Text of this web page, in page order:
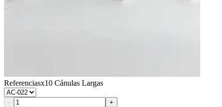
Referenciasx10 Cánulas Largas
- +